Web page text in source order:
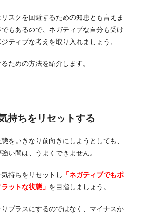
スクを回避するための知恵とも言えま
もあるので、ネガティブな自分も受け
ティブな考えを取り入れましょう。
ための方法を紹介します。
持ちをリセットする
をいきなり前向きにしようとしても、
い間は、うまくできません。
持ちをリセットし
「ネガティブでもポ
ットな状態」 を目指しましょう。
プラスにするのではなく、マイナスか